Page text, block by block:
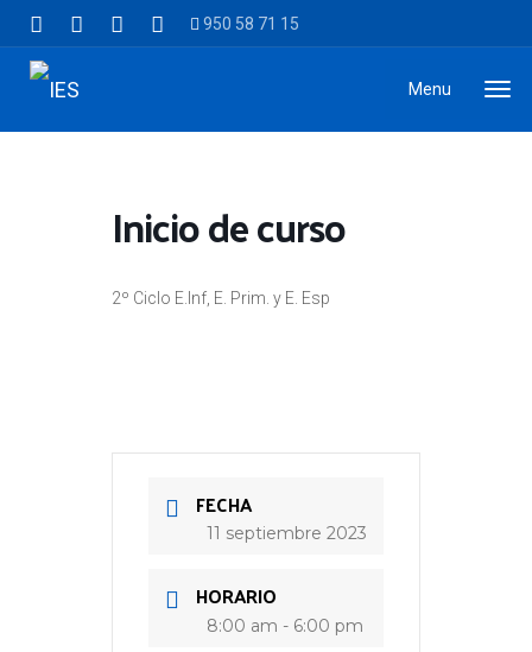
950 58 71 15
Menu
Inicio de curso
2º Ciclo E.Inf, E. Prim. y E. Esp
FECHA
11 septiembre 2023
HORARIO
8:00 am - 6:00 pm